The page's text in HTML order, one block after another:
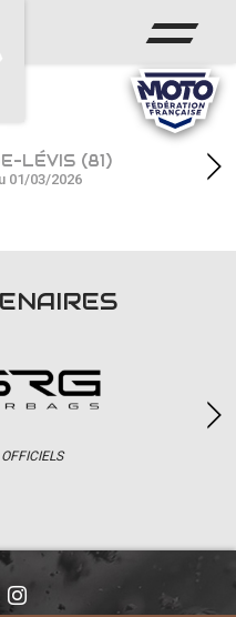
LÉVIS (81)
01/03/2026